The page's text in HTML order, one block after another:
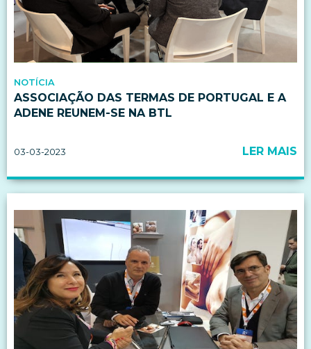
NOTÍCIA
ASSOCIAÇÃO DAS TERMAS DE PORTUGAL E A
ADENE REUNEM-SE NA BTL
03-03-2023 LER MAIS